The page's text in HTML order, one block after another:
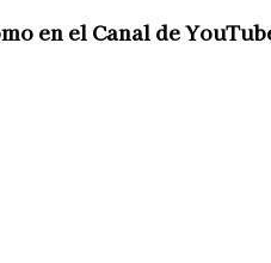
en el Canal de